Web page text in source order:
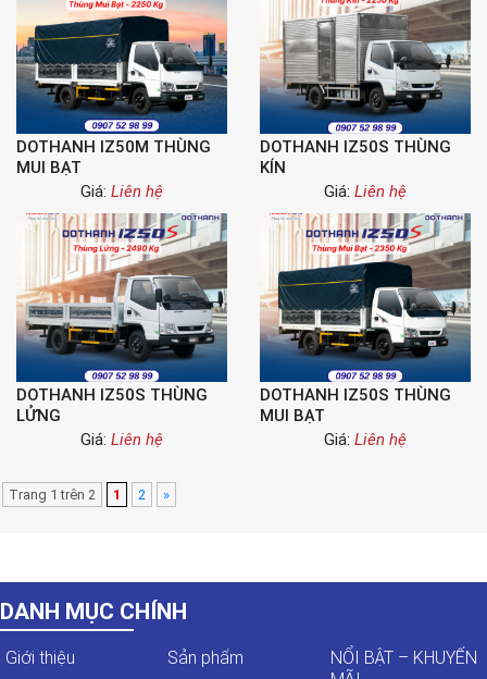
DOTHANH IZ50M THÙNG
MUI BẠT
Giá: Liên hệ
DOTHANH IZ50S THÙNG
KÍN
Giá: Liên hệ
DOTHANH IZ50S THÙNG
LỬNG
Giá: Liên hệ
DOTHANH IZ50S THÙNG
MUI BẠT
Giá: Liên hệ
Trang 1 trên 2 1 2 »
DANH MỤC CHÍNH
Giới thiệu Sản phẩm
NỔI BẬT – KHUYẾN